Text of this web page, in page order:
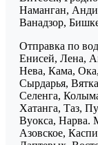
Наманган,
Ванадзор,
Отправка по
Енисей, Лена,
Нева, Кама,
Сырдарья,
Селенга,
Хатанга, Таз,
Вуокса, Нарва.
Азовское,